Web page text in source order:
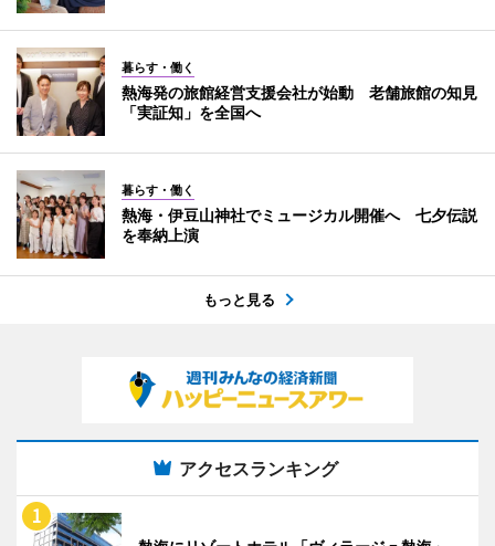
暮らす・働く
熱海発の旅館経営支援会社が始動 老舗旅館の知見
「実証知」を全国へ
暮らす・働く
熱海・伊豆山神社でミュージカル開催へ 七夕伝説
を奉納上演
もっと見る
アクセスランキング